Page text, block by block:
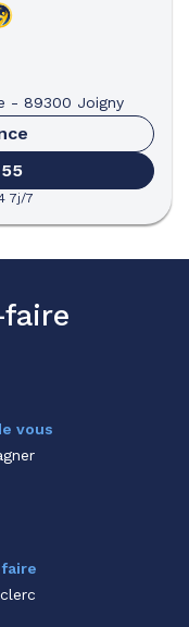
- 89300 Joigny
7j/7
vous